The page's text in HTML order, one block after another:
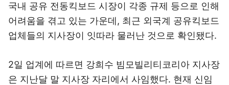
국내 공유 전동킥보드 시장이 각종 규제 등으로 인해
어려움을 겪고 있는 가운데, 최근 외국계 공유킥보드
업체들의 지사장이 잇따라 물러난 것으로 확인됐다.
2일 업계에 따르면 강희수 빔모빌리티코리아 지사장
은 지난달 말 지사장 자리에서 사임했다. 현재 신임